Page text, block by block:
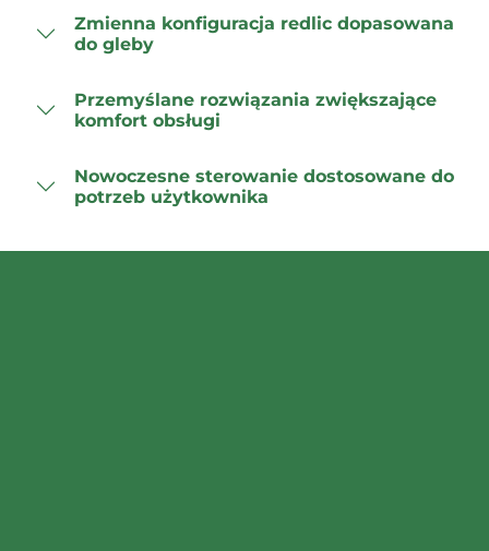
Zmienna konfiguracja redlic dopasowana
do gleby
Przemyślane rozwiązania zwiększające
komfort obsługi
Nowoczesne sterowanie dostosowane do
potrzeb użytkownika